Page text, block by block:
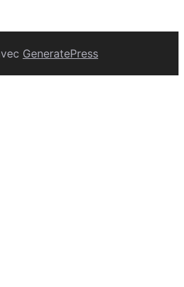
GeneratePress